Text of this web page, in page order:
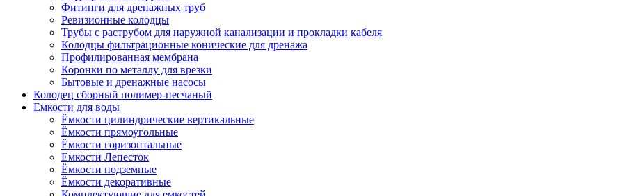
Фитинги для дренажных труб
Ревизионные колодцы
Трубы с раструбом для наружной канализации и прокладки кабеля
Колодцы фильтрационные конические для дренажа
Профилированная мембрана
Коронки по металлу для врезки
Бытовые и дренажные насосы
Колодец сборный полимер-песчаный
Емкости для воды
Ёмкости цилиндрические вертикальные
Ёмкости прямоугольные
Ёмкости горизонтальные
Емкости Лепесток
Ёмкости подземные
Ёмкости декоративные